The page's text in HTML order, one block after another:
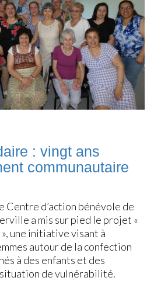
: vingt ans
communautaire
Centre d’action bénévole de
a mis sur pied le projet «
une initiative visant à
autour de la confection
à des enfants et des
de vulnérabilité.